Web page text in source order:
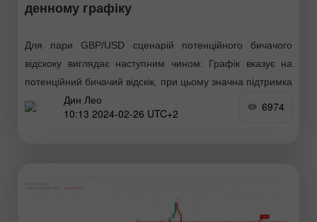
денному графіку
Для пари GBP/USD сценарій потенційного бичачого
відскоку виглядає наступним чином: Графік вказує на
потенційний бичачий відскік, при цьому значна підтримка
виявлена на двох рівнях. Рівні підтримки: 1-й рівень
підтримки розташований
Дин Лео
10:13 2024-02-26 UTC+2
6974